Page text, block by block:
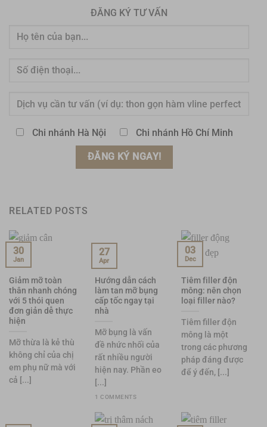
ĐĂNG KÝ TƯ VẤN
Chi nhánh Hà Nội Chi nhánh Hồ Chí Minh
RELATED POSTS
Giảm mỡ toàn
thân nhanh chóng
với 5 thói quen
đơn giản dễ thực
hiện
Mỡ thừa là kẻ thù
không chỉ của chị
em phụ nữ mà với
cả [...]
30
Jan
Hướng dẫn cách
làm tan mỡ bụng
cấp tốc ngay tại
nhà
Mỡ bụng là vấn
đề nhức nhối của
rất nhiều người
hiện nay. Phần eo
[...]
1 COMMENTS
27
Apr
Tiêm filler độn
mông: nên chọn
loại filler nào?
Tiêm filler độn
mông là một
trong các phương
pháp đáng được
để ý đến, [...]
03
Dec